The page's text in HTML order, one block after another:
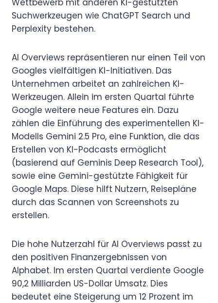
Wettbewerb mit anderen KI-gestützten
Suchwerkzeugen wie ChatGPT Search und
Perplexity bestehen.
AI Overviews repräsentieren nur einen Teil von
Googles vielfältigen KI-Initiativen. Das
Unternehmen arbeitet an zahlreichen KI-
Werkzeugen. Allein im ersten Quartal führte
Google weitere neue Features ein. Dazu
zählen die Einführung des experimentellen KI-
Modells Gemini 2.5 Pro, eine Funktion, die das
Erstellen von KI-Podcasts ermöglicht
(basierend auf Geminis Deep Research Tool),
sowie eine Gemini-gestützte Fähigkeit für
Google Maps. Diese hilft Nutzern, Reisepläne
durch das Scannen von Screenshots zu
erstellen.
Die hohe Nutzerzahl für AI Overviews passt zu
den positiven Finanzergebnissen von
Alphabet. Im ersten Quartal verdiente Google
90,2 Milliarden US-Dollar Umsatz. Dies
bedeutet eine Steigerung um 12 Prozent im